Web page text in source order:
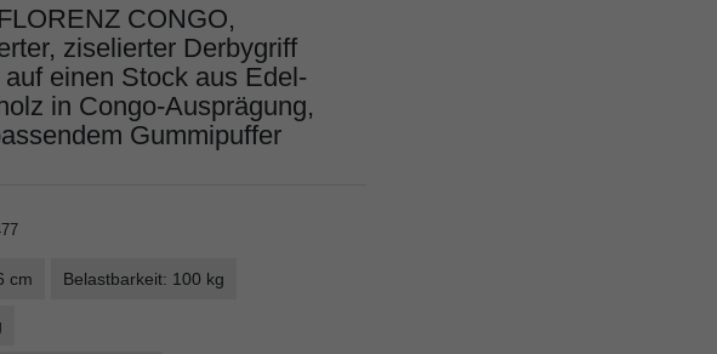
CONGO,
ziselierter Derbygriff
einen Stock aus Edel-
in Congo-Ausprägung,
Gummipuffer
cm Belastbarkeit: 100 kg